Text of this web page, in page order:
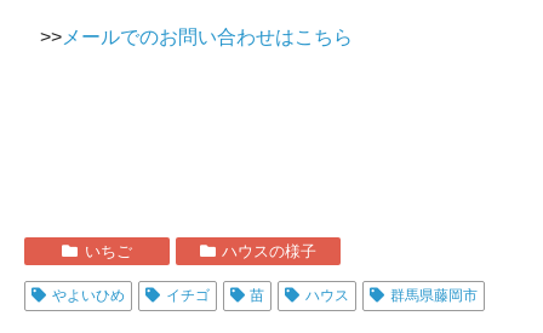
>>メールでのお問い合わせはこちら
いちご ハウスの様子
やよいひめ イチゴ 苗 ハウス 群馬県藤岡市